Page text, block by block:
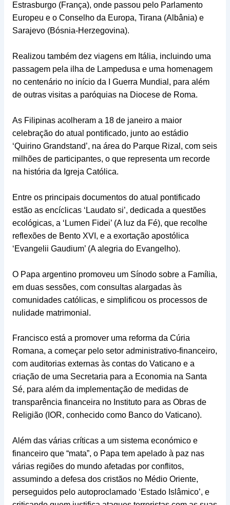
Estrasburgo (França), onde passou pelo Parlamento
Europeu e o Conselho da Europa, Tirana (Albânia) e
Sarajevo (Bósnia-Herzegovina).
Realizou também dez viagens em Itália, incluindo uma
passagem pela ilha de Lampedusa e uma homenagem
no centenário no início da I Guerra Mundial, para além
de outras visitas a paróquias na Diocese de Roma.
As Filipinas acolheram a 18 de janeiro a maior
celebração do atual pontificado, junto ao estádio
‘Quirino Grandstand’, na área do Parque Rizal, com seis
milhões de participantes, o que representa um recorde
na história da Igreja Católica.
Entre os principais documentos do atual pontificado
estão as encíclicas ‘Laudato si’, dedicada a questões
ecológicas, a ‘Lumen Fidei’ (A luz da Fé), que recolhe
reflexões de Bento XVI, e a exortação apostólica
‘Evangelii Gaudium’ (A alegria do Evangelho).
O Papa argentino promoveu um Sínodo sobre a Família,
em duas sessões, com consultas alargadas às
comunidades católicas, e simplificou os processos de
nulidade matrimonial.
Francisco está a promover uma reforma da Cúria
Romana, a começar pelo setor administrativo-financeiro,
com auditorias externas às contas do Vaticano e a
criação de uma Secretaria para a Economia na Santa
Sé, para além da implementação de medidas de
transparência financeira no Instituto para as Obras de
Religião (IOR, conhecido como Banco do Vaticano).
Além das várias críticas a um sistema económico e
financeiro que “mata”, o Papa tem apelado à paz nas
várias regiões do mundo afetadas por conflitos,
assumindo a defesa dos cristãos no Médio Oriente,
perseguidos pelo autoproclamado ‘Estado Islâmico’, e